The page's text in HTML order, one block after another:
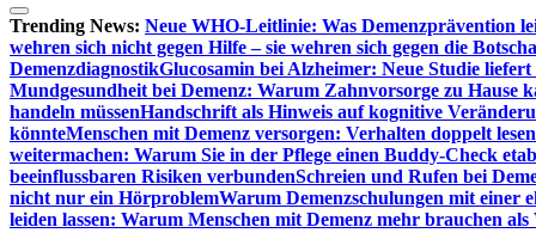
Trending News: Neue WHO-Leitlinie: Was Demenzprävention
wehren sich nicht gegen Hilfe – sie wehren sich gegen die
DemenzdiagnostikGlucosamin bei Alzheimer: Neue Studie
Mundgesundheit bei Demenz: Warum Zahnvorsorge zu Hause
handeln müssenHandschrift als Hinweis auf kognitive
könnteMenschen mit Demenz versorgen: Verhalten doppelt lesen
weitermachen: Warum Sie in der Pflege einen Buddy-Check
beeinflussbaren Risiken verbundenSchreien und Rufen bei
nicht nur ein HörproblemWarum Demenzschulungen mit einer
leiden lassen: Warum Menschen mit Demenz mehr brauchen als